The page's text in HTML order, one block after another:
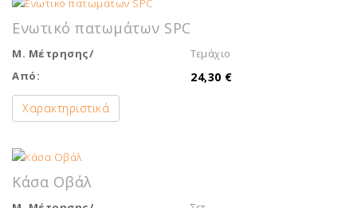
Ενωτικό πατωμάτων SPC
Μ. Μέτρησης/
Τεμάχιο
Από:
24,30 €
Χαρακτηριστικά
Κάσα Οβάλ